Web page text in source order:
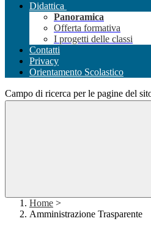
Didattica
Panoramica
Offerta formativa
I progetti delle classi
Contatti
Privacy
Orientamento Scolastico
Campo di ricerca per le pagine del
Home >
Amministrazione Trasparente